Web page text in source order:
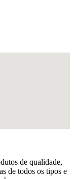
de qualidade,
de todos os tipos e